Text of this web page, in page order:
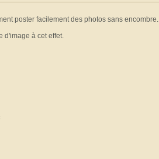
poster facilement des photos sans encombre.
d'image à cet effet.